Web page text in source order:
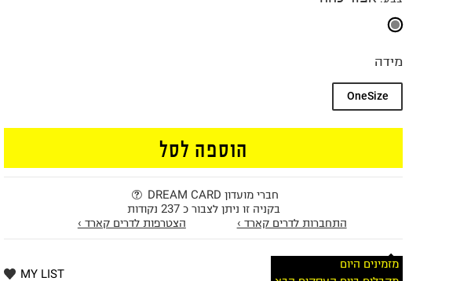
מידה
OneSize
הוספה לסל
חברי מועדון DREAM CARD
בקניה זו ניתן לצבור כ 237 נקודות
התחברות לדרים קארד ›
הצטרפות לדרים קארד ›
מזמינים היום
MY LIST